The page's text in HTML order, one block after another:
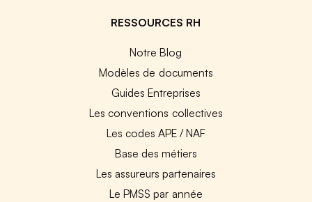
RESSOURCES RH
Notre Blog
Modèles de documents
Guides Entreprises
Les conventions collectives
Les codes APE / NAF
Base des métiers
Les assureurs partenaires
Le PMSS par année